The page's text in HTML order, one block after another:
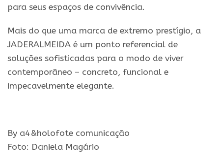
para seus espaços de convivência.
Mais do que uma marca de extremo prestígio, a
JADERALMEIDA é um ponto referencial de
soluções sofisticadas para o modo de viver
contemporâneo – concreto, funcional e
impecavelmente elegante.
By a4&holofote comunicação
Foto: Daniela Magário